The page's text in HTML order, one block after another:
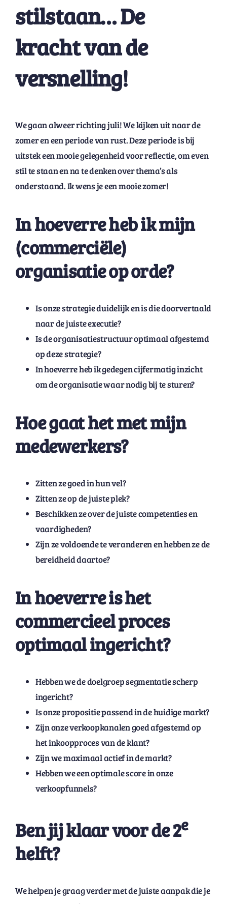
stilstaan… De
kracht van de
versnelling!
We gaan alweer richting juli! We kijken uit naar de
zomer en een periode van rust. Deze periode is bij
uitstek een mooie gelegenheid voor reflectie, om even
stil te staan en na te denken over thema’s als
onderstaand. Ik wens je een mooie zomer!
In hoeverre heb ik mijn
(commerciële)
organisatie op orde?
Is onze strategie duidelijk en is die doorvertaald
naar de juiste executie?
Is de organisatiestructuur optimaal afgestemd
op deze strategie?
In hoeverre heb ik gedegen cijfermatig inzicht
om de organisatie waar nodig bij te sturen?
Hoe gaat het met mijn
medewerkers?
Zitten ze goed in hun vel?
Zitten ze op de juiste plek?
Beschikken ze over de juiste competenties en
vaardigheden?
Zijn ze voldoende te veranderen en hebben ze de
bereidheid daartoe?
In hoeverre is het
commercieel proces
optimaal ingericht?
Hebben we de doelgroep segmentatie scherp
ingericht?
Is onze propositie passend in de huidige markt?
Zijn onze verkoopkanalen goed afgestemd op
het inkoopproces van de klant?
Zijn we maximaal actief in de markt?
Hebben we een optimale score in onze
verkoopfunnels?
Ben jij klaar voor de 2e
helft?
We helpen je graag verder met de juiste aanpak die je